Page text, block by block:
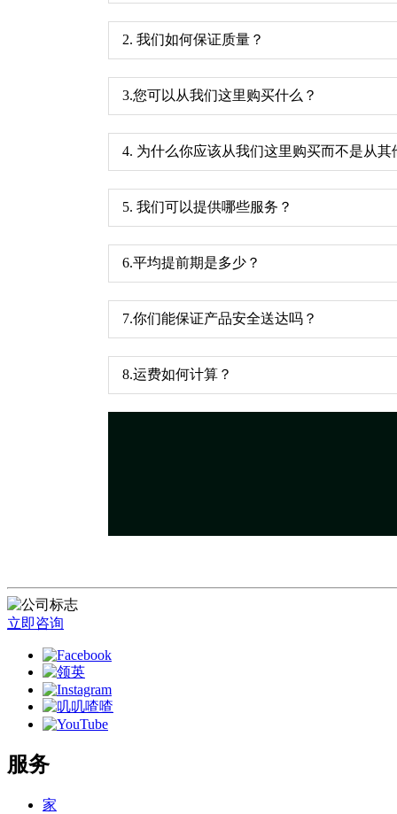
2. 我们如何保证质量？
3.您可以从我们这里购买什么？
4. 为什么你应该从我们这里购买而不是从其
5. 我们可以提供哪些服务？
6.平均提前期是多少？
7.你们能保证产品安全送达吗？
8.运费如何计算？
立即咨询
服务
家